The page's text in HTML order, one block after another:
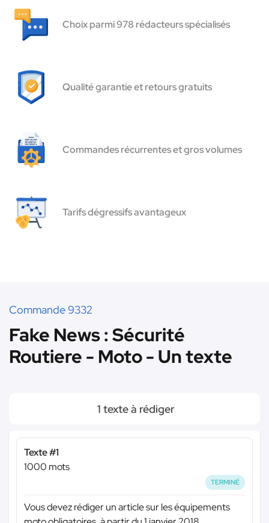
Choix parmi 978 rédacteurs spécialisés
Qualité garantie et retours gratuits
Commandes récurrentes et gros volumes
Tarifs dégressifs avantageux
Commande 9332
Fake News : Sécurité
Routiere - Moto - Un texte
1 texte à rédiger
Texte #1
1000 mots
TERMINÉ
Vous devez rédiger un article sur les équipements